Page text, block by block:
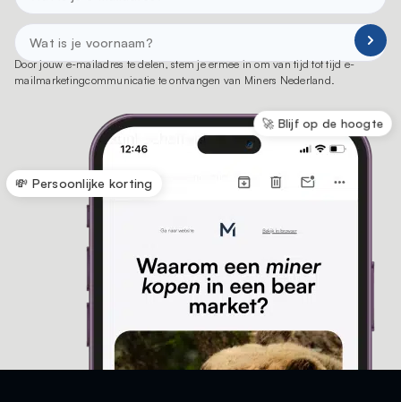
Door jouw e-mailadres te delen, stem je ermee in om van tijd tot tijd e-
mailmarketingcommunicatie te ontvangen van Miners Nederland.
💸 Persoonlijke korting
🚀 Blijf op de hoogte